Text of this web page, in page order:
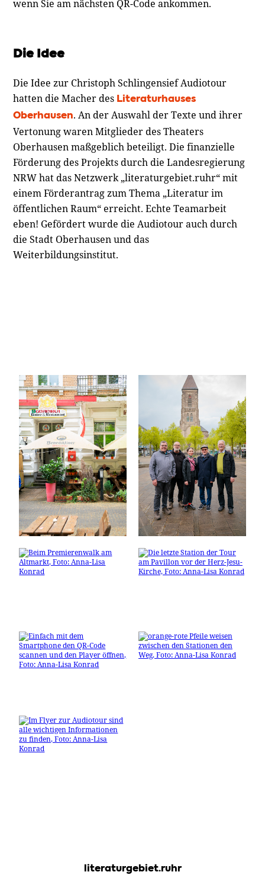
wenn Sie am nächsten QR-Code ankommen.
Die Idee
Die Idee zur Christoph Schlingensief Audiotour
hatten die Macher des Literaturhauses
Oberhausen. An der Auswahl der Texte und ihrer
Vertonung waren Mitglieder des Theaters
Oberhausen maßgeblich beteiligt. Die finanzielle
Förderung des Projekts durch die Landesregierung
NRW hat das Netzwerk „literaturgebiet.ruhr“ mit
einem Förderantrag zum Thema „Literatur im
öffentlichen Raum“ erreicht. Echte Teamarbeit
eben! Gefördert wurde die Audiotour auch durch
die Stadt Oberhausen und das
Weiterbildungsinstitut.
literaturgebiet.ruhr